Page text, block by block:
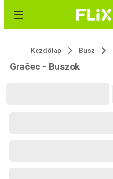
Kezdőlap Busz
Gračec - Buszok